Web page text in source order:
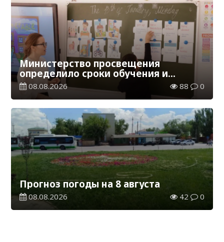
Министерство просвещения
определило сроки обучения и
каникул на 2026-2027 учебный год
08.08.2026 88 0
Прогноз погоды на 8 августа
08.08.2026 42 0